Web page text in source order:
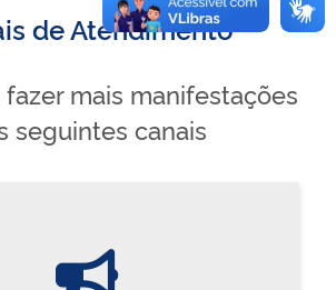
de Atendimento
mais manifestações
seguintes canais